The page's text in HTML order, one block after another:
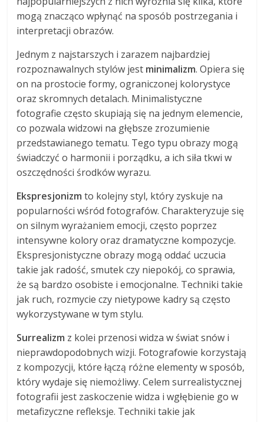
mogą znacząco wpłynąć na sposób postrzegania i
interpretacji obrazów.
Jednym z najstarszych i zarazem najbardziej
rozpoznawalnych stylów jest minimalizm. Opiera się
on na prostocie formy, ograniczonej kolorystyce
oraz skromnych detalach. Minimalistyczne
fotografie często skupiają się na jednym elemencie,
co pozwala widzowi na głębsze zrozumienie
przedstawianego tematu. Tego typu obrazy mogą
świadczyć o harmonii i porządku, a ich siła tkwi w
oszczędności środków wyrazu.
Ekspresjonizm to kolejny styl, który zyskuje na
popularności wśród fotografów. Charakteryzuje się
on silnym wyrażaniem emocji, często poprzez
intensywne kolory oraz dramatyczne kompozycje.
Ekspresjonistyczne obrazy mogą oddać uczucia
takie jak radość, smutek czy niepokój, co sprawia,
że są bardzo osobiste i emocjonalne. Techniki takie
jak ruch, rozmycie czy nietypowe kadry są często
wykorzystywane w tym stylu.
Surrealizm z kolei przenosi widza w świat snów i
nieprawdopodobnych wizji. Fotografowie korzystają
z kompozycji, które łączą różne elementy w sposób,
który wydaje się niemożliwy. Celem surrealistycznej
fotografii jest zaskoczenie widza i wgłębienie go w
metafizyczne refleksje. Techniki takie jak